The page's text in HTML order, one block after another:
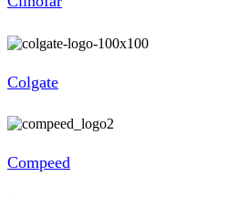
Colgate
Compeed